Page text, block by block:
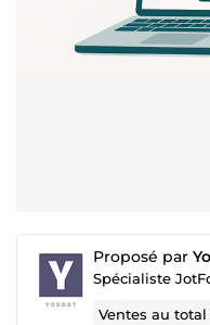
Proposé par
Ventes au